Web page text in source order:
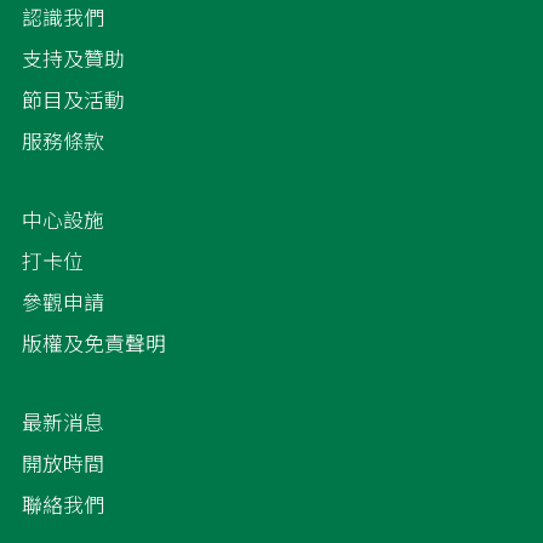
認識我們
支持及贊助
節目及活動
服務條款
中心設施
打卡位
參觀申請
版權及免責聲明
最新消息
開放時間
聯絡我們